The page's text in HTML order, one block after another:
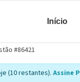
Início
#86421
(10 restantes).Assine